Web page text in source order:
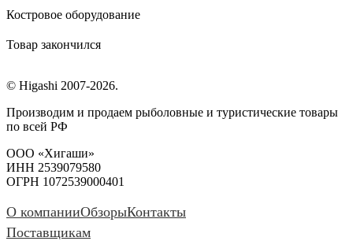
Костровое оборудование
Товар закончился
© Higashi 2007-2026.
Производим и продаем рыболовные и туристические товары
по всей РФ
ООО «Хигаши»
ИНН 2539079580
ОГРН 1072539000401
О компанииОбзорыКонтакты
Поставщикам